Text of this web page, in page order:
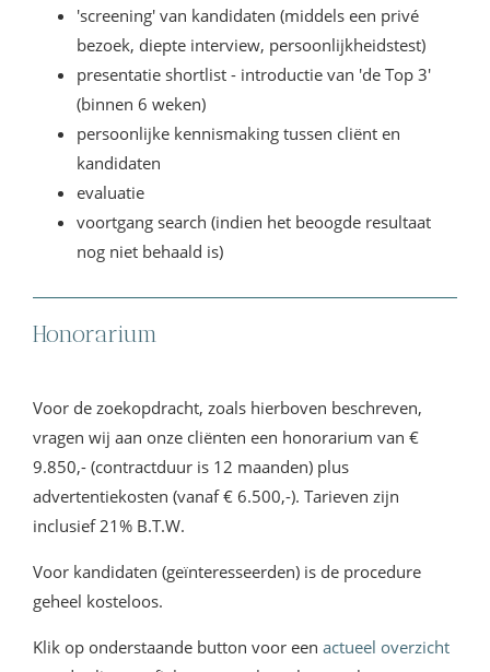
'screening' van kandidaten (middels een privé
bezoek, diepte interview, persoonlijkheidstest)
presentatie shortlist - introductie van 'de Top 3'
(binnen 6 weken)
persoonlijke kennismaking tussen cliënt en
kandidaten
evaluatie
voortgang search (indien het beoogde resultaat
nog niet behaald is)
Honorarium
Voor de zoekopdracht, zoals hierboven beschreven,
vragen wij aan onze cliënten een honorarium van €
9.850,- (contractduur is 12 maanden) plus
advertentiekosten (vanaf € 6.500,-). Tarieven zijn
inclusief 21% B.T.W.
Voor kandidaten (geïnteresseerden) is de procedure
geheel kosteloos.
Klik op onderstaande button voor een actueel overzicht